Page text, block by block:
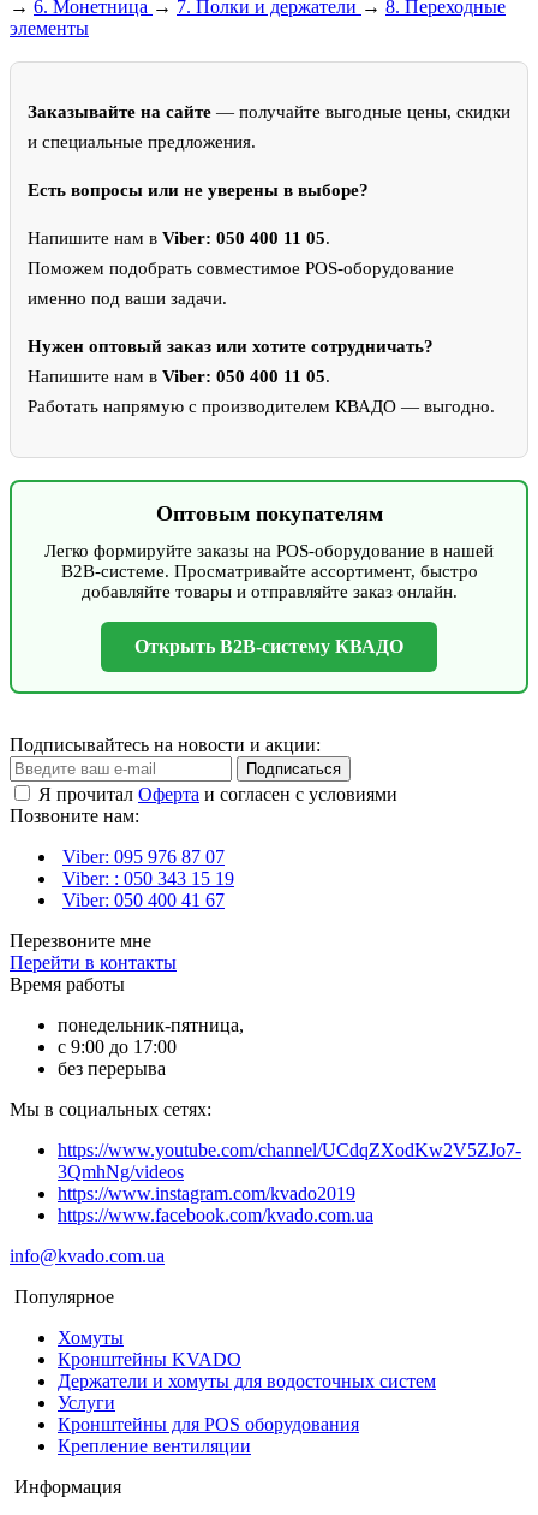
→ 6. Монетница → 7. Полки и держатели → 8. Переходные
элементы
Заказывайте на сайте — получайте выгодные цены, скидки
и специальные предложения.
Есть вопросы или не уверены в выборе?
Напишите нам в Viber: 050 400 11 05.
Поможем подобрать совместимое POS-оборудование
именно под ваши задачи.
Нужен оптовый заказ или хотите сотрудничать?
Напишите нам в Viber: 050 400 11 05.
Работать напрямую с производителем КВАДО — выгодно.
Оптовым покупателям
Легко формируйте заказы на POS-оборудование в нашей
B2B-системе. Просматривайте ассортимент, быстро
добавляйте товары и отправляйте заказ онлайн.
Открыть B2B-систему КВАДО
Подписывайтесь на новости и акции:
Подписаться
Я прочитал Оферта и согласен с условиями
Позвоните нам:
Viber: 095 976 87 07
Viber: : 050 343 15 19‬
Viber: 050 400 41 67
Перезвоните мне
Перейти в контакты
Время работы
понедельник-пятница,
с 9:00 до 17:00
без перерыва
Мы в социальных сетях:
https://www.youtube.com/channel/UCdqZXodKw2V5ZJo7-
3QmhNg/videos
https://www.instagram.com/kvado2019
https://www.facebook.com/kvado.com.ua
info@kvado.com.ua
Популярное
Хомуты
Кронштейны KVADO
Держатели и хомуты для водосточных систем
Услуги
Кронштейны для POS оборудования
Крепление вентиляции
Информация